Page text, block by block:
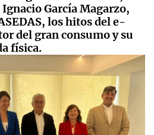
García Magarzo,
los hitos del e-
del gran consumo y su
física.